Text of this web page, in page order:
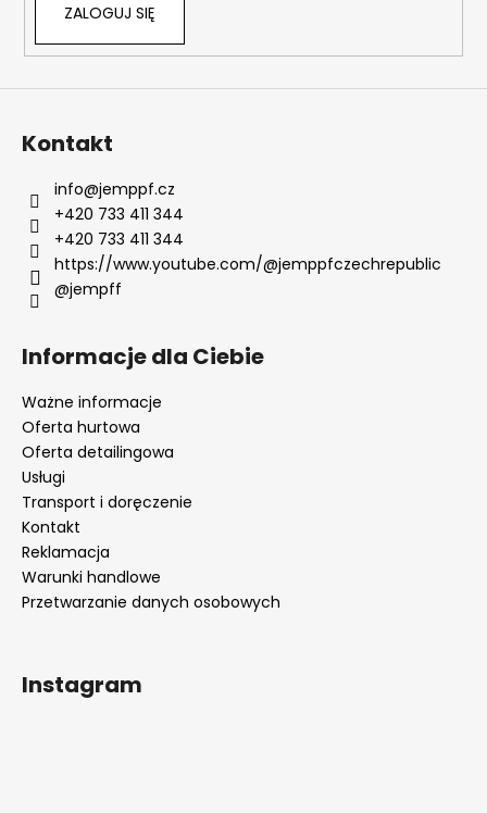
ZALOGUJ SIĘ
Kontakt
info@jemppf.cz
+420 733 411 344
+420 733 411 344
https://www.youtube.com/@jemppfczechrepublic
@jempff
Informacje dla Ciebie
Ważne informacje
Oferta hurtowa
Oferta detailingowa
Usługi
Transport i doręczenie
Kontakt
Reklamacja
Warunki handlowe
Przetwarzanie danych osobowych
Instagram